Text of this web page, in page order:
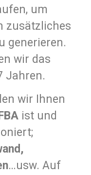
um
zusätzliches
generieren.
wir das
Jahren.
wir Ihnen
ist und
…usw. Auf